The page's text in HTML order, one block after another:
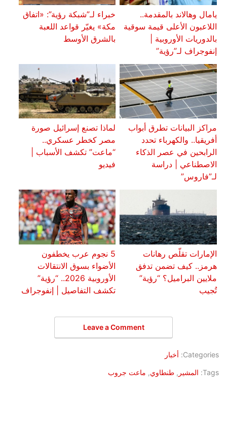
يامال وهالاند بالمقدمة..
اللاعبون الأعلى قيمة سوقية
بالدوريات الأوروبية |
إنفوجراف لـ”رؤية”
خبراء لـ”شبكة رؤية”: «اتفاق
مكة» يغيّر قواعد اللعبة
بالشرق الأوسط
مراكز البيانات تطرق أبواب
أفريقيا.. والكهرباء تحدد
الرابحين في عصر الذكاء
الاصطناعي | دراسة
لـ”فاروس”
لماذا تصنع إسرائيل صورة
مصر كخطر عسكري..
“ماعت” تكشف الأسباب |
فيديو
الإمارات تقلّص رهانات
هرمز.. كيف تضمن تدفق
ملايين البراميل؟ “رؤية”
تُجيب
5 نجوم عرب يخطفون
الأضواء بسوق الانتقالات
الأوروبية 2026.. “رؤية”
تكشف التفاصيل | إنفوجراف
Leave a Comment
Categories: أخبار
Tags: المشير , طنطاوي, ماعت جروب